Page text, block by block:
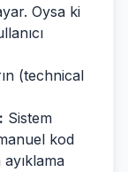
Oysa ki
(technical
Sistem
kod